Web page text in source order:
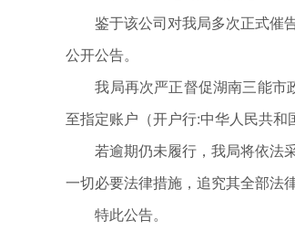
鉴于该公司对我局多次正式催告
公开公告。
我局再次严正督促湖南三能市政
至指定账户（开户行:中华人民共和
若逾期仍未履行，我局将依法采
一切必要法律措施，追究其全部法
特此公告。